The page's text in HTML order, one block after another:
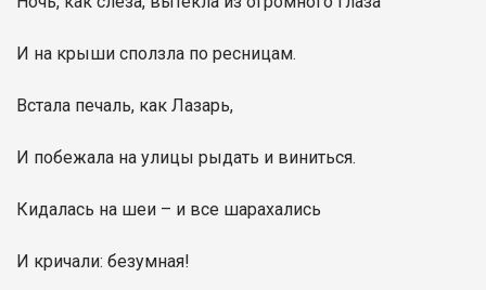
И на крыши сползла по ресницам.
Встала печаль, как Лазарь,
И побежала на улицы рыдать и виниться.
Кидалась на шеи – и все шарахались
И кричали: безумная!